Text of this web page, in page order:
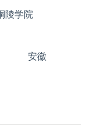
陵学院
安徽